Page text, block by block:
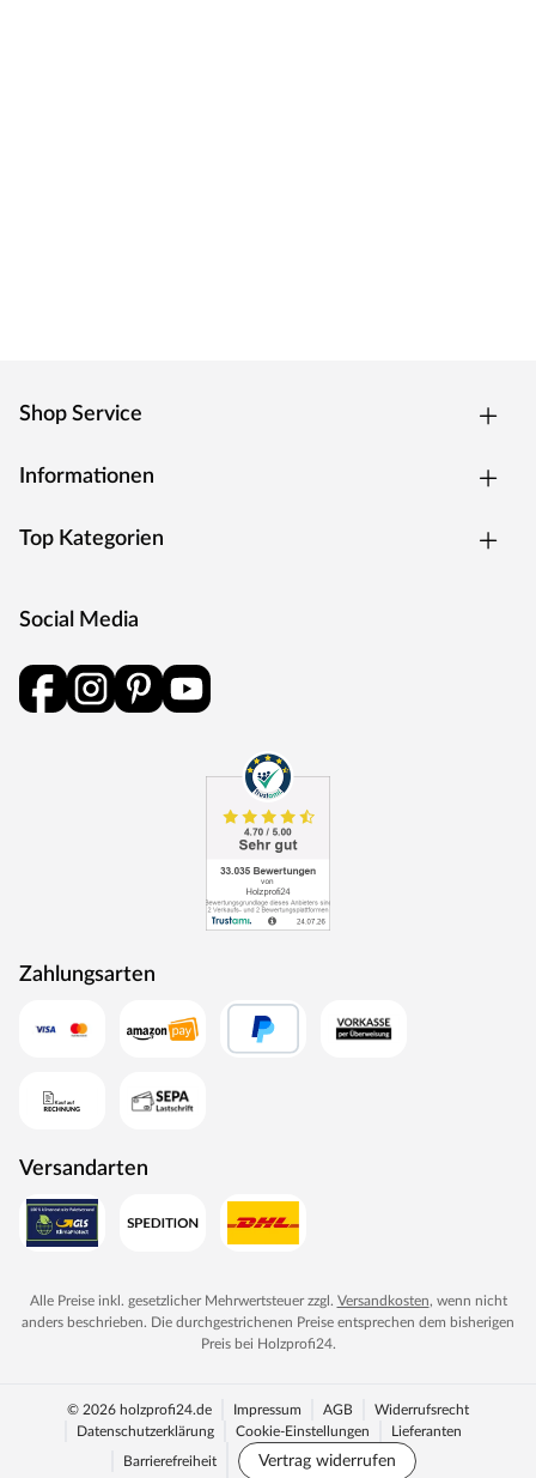
Shop Service
Informationen
Top Kategorien
Social Media
Zahlungsarten
Versandarten
Alle Preise inkl. gesetzlicher Mehrwertsteuer zzgl. Versandkosten, wenn nicht
anders beschrieben. Die durchgestrichenen Preise entsprechen dem bisherigen
Preis bei Holzprofi24.
© 2026 holzprofi24.de Impressum AGB
Widerrufsrecht
Datenschutzerklärung
Cookie-Einstellungen Lieferanten
Barrierefreiheit Vertrag widerrufen